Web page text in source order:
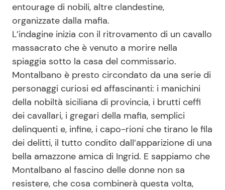
entourage di nobili, altre clandestine,
organizzate dalla mafia.
L’indagine inizia con il ritrovamento di un cavallo
massacrato che è venuto a morire nella
spiaggia sotto la casa del commissario.
Montalbano è presto circondato da una serie di
personaggi curiosi ed affascinanti: i manichini
della nobiltà siciliana di provincia, i brutti ceffi
dei cavallari, i gregari della mafia, semplici
delinquenti e, infine, i capo-rioni che tirano le fila
dei delitti, il tutto condito dall’apparizione di una
bella amazzone amica di Ingrid. E sappiamo che
Montalbano al fascino delle donne non sa
resistere, che cosa combinerà questa volta,